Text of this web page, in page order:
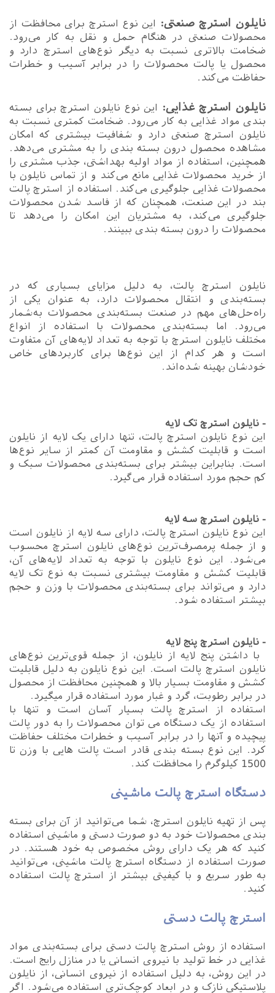
نایلون استرچ صنعتی: این نوع استرچ برای محافظت از
محصولات صنعتی در هنگام حمل و نقل به کار می‌رود.
ضخامت بالاتری نسبت به دیگر نوع‌های استرچ دارد و
محصول یا پالت محصولات را در برابر آسیب و خطرات
حفاظت می‌کند.
نایلون استرچ غذایی: این نوع نایلون استرچ برای بسته
بندی مواد غذایی به کار می‌رود. ضخامت کمتری نسبت به
نایلون استرچ صنعتی دارد و شفافیت بیشتری که امکان
مشاهده محصول درون بسته بندی را به مشتری می‌دهد.
همچنین، استفاده از مواد اولیه بهداشتی، جذب مشتری را
از خرید محصولات غذایی مانع می‌کند و از تماس نایلون با
محصولات غذایی جلوگیری می‌کند. استفاده از استرچ پالت
بند در این صنعت، همچنان که از فاسد شدن محصولات
جلوگیری می‌کند، به مشتریان این امکان را می‌دهد تا
محصولات را درون بسته بندی ببینند.
نایلون استرچ پالت، به دلیل مزایای بسیاری که در
بسته‌بندی و انتقال محصولات دارد، به عنوان یکی از
راه‌حل‌های مهم در صنعت بسته‌بندی محصولات به‌شمار
می‌رود. اما بسته‌بندی محصولات با استفاده از انواع
مختلف نایلون استرچ با توجه به تعداد لایه‌های آن متفاوت
است و هر کدام از این نوع‌ها برای کاربردهای خاص
خودشان بهینه شده‌اند.
- نایلون استرچ تک لایه
این نوع نایلون استرچ پالت، تنها دارای یک لایه از نایلون
است و قابلیت کشش و مقاومت آن کمتر از سایر نوع‌ها
است. بنابراین بیشتر برای بسته‌بندی محصولات سبک و
کم حجم مورد استفاده قرار می‌گیرد.
- نایلون استرچ سه لایه
این نوع نایلون استرچ پالت، دارای سه لایه از نایلون است
و از جمله پرمصرف‌ترین نوع‌های نایلون استرچ محسوب
می‌شود. این نوع نایلون با توجه به تعداد لایه‌های آن،
قابلیت کشش و مقاومت بیشتری نسبت به نوع تک لایه
دارد و می‌تواند برای بسته‌بندی محصولات با وزن و حجم
بیشتر استفاده شود.
- نایلون استرچ پنج لایه
با داشتن پنج لایه از نایلون، از جمله قوی‌ترین نوع‌های
نایلون استرچ پالت است. این نوع نایلون به دلیل قابلیت
کشش و مقاومت بسیار بالا و همچنین محافظت از محصول
در برابر رطوبت، گرد و غبار مورد استفاده قرار میگیرد.
استفاده از استرچ پالت بسیار آسان است و تنها با
استفاده از یک دستگاه می توان محصولات را به دور پالت
پیچیده و آنها را در برابر آسیب و خطرات مختلف حفاظت
کرد. این نوع بسته بندی قادر است پالت هایی با وزن تا
1500 کیلوگرم را محافظت کند.
دستگاه استرچ پالت ماشینی
پس از تهیه نایلون استرچ، شما می‌توانید از آن برای بسته
بندی محصولات خود به دو صورت دستی و ماشینی استفاده
کنید که هر یک دارای روش مخصوص به خود هستند. در
صورت استفاده از دستگاه استرچ پالت ماشینی، می‌توانید
به طور سریع و با کیفیتی بیشتر از استرچ پالت استفاده
کنید.
استرچ پالت دستی
استفاده از روش استرچ پالت دستی برای بسته‌بندی مواد
غذایی در خط تولید با نیروی انسانی یا در منازل رایج است.
در این روش، به دلیل استفاده از نیروی انسانی، از نایلون
پلاستیکی نازک و در ابعاد کوچک‌تری استفاده می‌شود. اگر